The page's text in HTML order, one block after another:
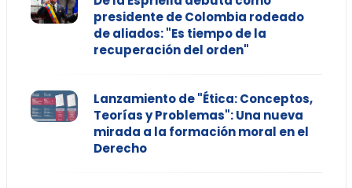
presidente de Colombia rodeado
de aliados: "Es tiempo de la
recuperación del orden"
Lanzamiento de "Ética: Conceptos,
Teorías y Problemas": Una nueva
mirada a la formación moral en el
Derecho